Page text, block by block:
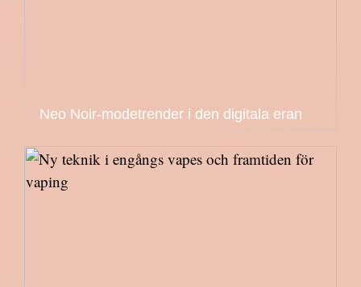
Neo Noir-modetrender i den digitala eran